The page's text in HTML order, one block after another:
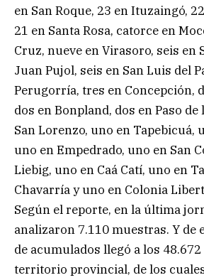
en San Roque, 23 en Ituzaingó,
21 en Santa Rosa, catorce en
Cruz, nueve en Virasoro, seis en
Juan Pujol, seis en San Luis del
Perugorría, tres en Concepción,
dos en Bonpland, dos en Paso de
San Lorenzo, uno en Tapebicuá,
uno en Empedrado, uno en San
Liebig, uno en Caá Catí, uno en
Chavarría y uno en Colonia
Según el reporte, en la última
analizaron 7.110 muestras. Y de
de acumulados llegó a los
territorio provincial, de los